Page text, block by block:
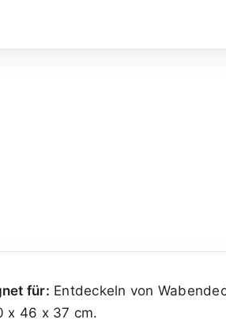
für: Entdeckeln von
x 46 x 37 cm.